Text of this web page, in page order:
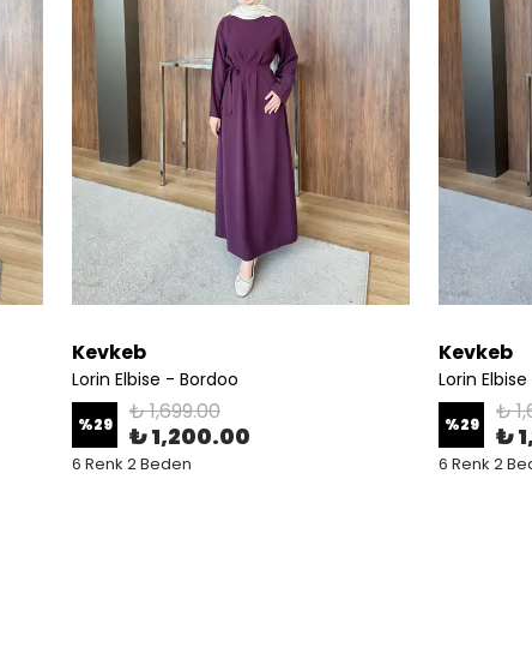
Kevkeb
Lorin Elbise - Bordoo
%29 ₺ 1,699.00
₺ 1,200.00
6 Renk 2 Beden
Kevkeb
Lorin Elbise
%29 ₺
₺
6 Renk 2